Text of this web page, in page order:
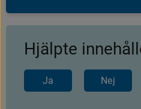
Hjälpte
Ja Nej